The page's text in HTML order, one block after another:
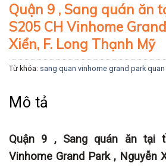
Quận 9 , Sang quán ăn
S205 CH Vinhome
Xiển, F. Long Thạnh Mỹ
Từ khóa: sang quan vinhome grand park quan
Mô tả
Quận 9 , Sang quán ăn tại
Vinhome Grand Park , Nguyễn